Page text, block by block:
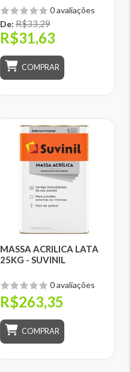
0 avaliações
De: R$33,29
R$31,63
COMPRAR
MASSA ACRILICA LATA
25KG - SUVINIL
0 avaliações
R$263,35
COMPRAR